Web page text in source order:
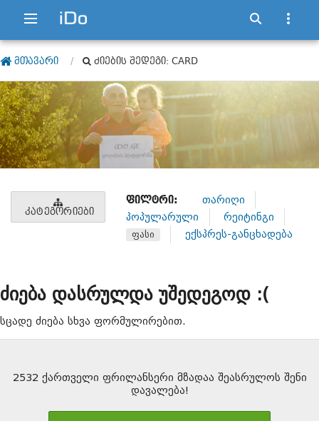
ᲛᲗᲐᲕᲐᲠᲘ ᲫᲘᲔᲑᲘᲡ ᲨᲔᲓᲔᲒᲘ: CARD
ᲙᲐᲢᲔᲒᲝᲠᲘᲔᲑᲘ
ᲤᲘᲚᲢᲠᲘ:
თარიღი
პოპულარული
რეიტინგი
ფასი ექსპრეს-განცხადება
ძიება დასრულდა უშედეგოდ :(
სცადე ძიება სხვა ფორმულირებით.
2532 ქართველი ფრილანსერი მზადაა შეასრულოს შენი
დავალება!